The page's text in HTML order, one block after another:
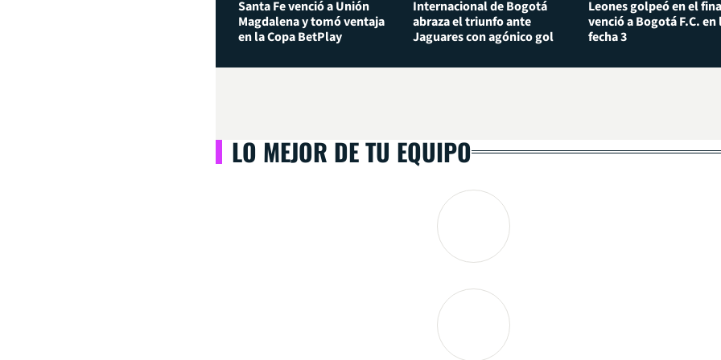
Santa Fe venció a Unión
Magdalena y tomó ventaja
en la Copa BetPlay
Internacional de Bogotá
abraza el triunfo ante
Jaguares con agónico gol
Leones golpeó en el
venció a Bogotá F.C. en
fecha 3
LO MEJOR DE TU EQUIPO